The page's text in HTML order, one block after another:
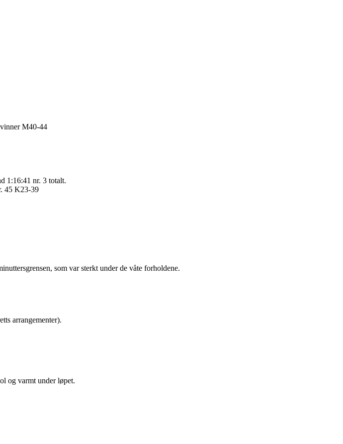
M40-44
1:16:41 nr. 3 totalt.
45 K23-39
som var sterkt under de våte forholdene.
arrangementer).
og varmt under løpet.